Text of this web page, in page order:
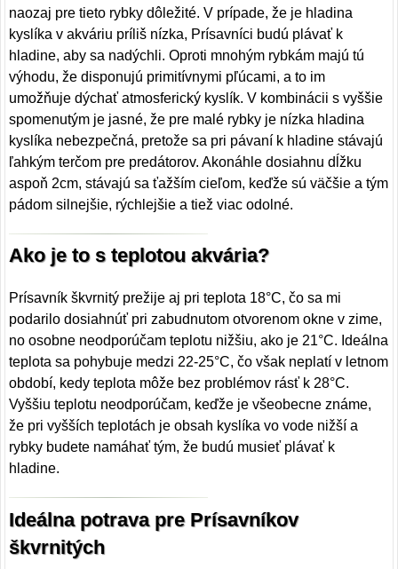
naozaj pre tieto rybky dôležité. V prípade, že je hladina
kyslíka v akváriu príliš nízka, Prísavníci budú plávať k
hladine, aby sa nadýchli. Oproti mnohým rybkám majú tú
výhodu, že disponujú primitívnymi pľúcami, a to im
umožňuje dýchať atmosferický kyslík. V kombinácii s vyššie
spomenutým je jasné, že pre malé rybky je nízka hladina
kyslíka nebezpečná, pretože sa pri pávaní k hladine stávajú
ľahkým terčom pre predátorov. Akonáhle dosiahnu dĺžku
aspoň 2cm, stávajú sa ťažším cieľom, keďže sú väčšie a tým
pádom silnejšie, rýchlejšie a tiež viac odolné.
Ako je to s teplotou akvária?
Prísavník škvrnitý prežije aj pri teplota 18°C, čo sa mi
podarilo dosiahnúť pri zabudnutom otvorenom okne v zime,
no osobne neodporúčam teplotu nižšiu, ako je 21°C. Ideálna
teplota sa pohybuje medzi 22-25°C, čo však neplatí v letnom
období, kedy teplota môže bez problémov rásť k 28°C.
Vyššiu teplotu neodporúčam, keďže je všeobecne známe,
že pri vyšších teplotách je obsah kyslíka vo vode nižší a
rybky budete namáhať tým, že budú musieť plávať k
hladine.
Ideálna potrava pre Prísavníkov
škvrnitých